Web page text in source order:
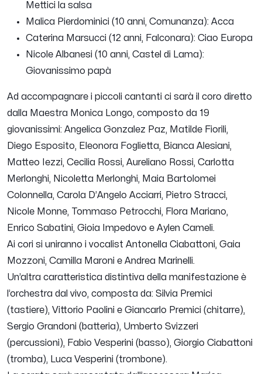
Mettici la salsa
Malica Pierdominici (10 anni, Comunanza): Acca
Caterina Marsucci (12 anni, Falconara): Ciao Europa
Nicole Albanesi (10 anni, Castel di Lama):
Giovanissimo papà
Ad accompagnare i piccoli cantanti ci sarà il coro diretto
dalla Maestra Monica Longo, composto da 19
giovanissimi: Angelica Gonzalez Paz, Matilde Fiorili,
Diego Esposito, Eleonora Foglietta, Bianca Alesiani,
Matteo Iezzi, Cecilia Rossi, Aureliano Rossi, Carlotta
Merlonghi, Nicoletta Merlonghi, Maia Bartolomei
Colonnella, Carola D’Angelo Acciarri, Pietro Stracci,
Nicole Monne, Tommaso Petrocchi, Flora Mariano,
Enrico Sabatini, Gioia Impedovo e Aylen Cameli.
Ai cori si uniranno i vocalist Antonella Ciabattoni, Gaia
Mozzoni, Camilla Maroni e Andrea Marinelli.
Un’altra caratteristica distintiva della manifestazione è
l’orchestra dal vivo, composta da: Silvia Premici
(tastiere), Vittorio Paolini e Giancarlo Premici (chitarre),
Sergio Grandoni (batteria), Umberto Svizzeri
(percussioni), Fabio Vesperini (basso), Giorgio Ciabattoni
(tromba), Luca Vesperini (trombone).